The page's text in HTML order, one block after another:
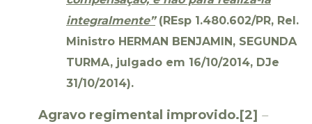
integralmente”(REsp 1.480.602/PR, Rel.
Ministro HERMAN BENJAMIN, SEGUNDA
TURMA, julgado em 16/10/2014, DJe
31/10/2014).
Agravo regimental improvido.[2] –